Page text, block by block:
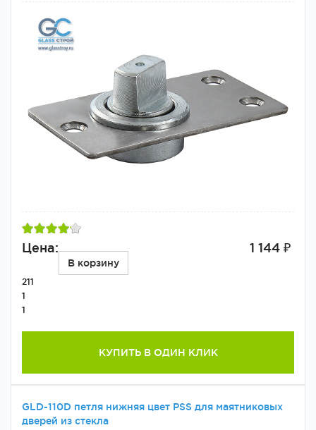
Цена: 1 144 ₽
В корзину
211
1
1
КУПИТЬ В ОДИН КЛИК
GLD-110D петля нижняя цвет PSS для маятниковых
дверей из стекла